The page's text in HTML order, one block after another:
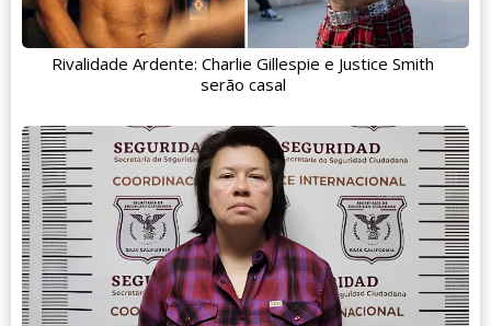
Rivalidade Ardente: Charlie Gillespie e Justice Smith
serão casal